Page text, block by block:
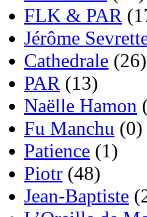
FLK & PAR
Jérôme
Cathedrale (26)
PAR (13)
Naëlle Hamon
Fu Manchu (0)
Patience (1)
Piotr (48)
Jean-Baptiste